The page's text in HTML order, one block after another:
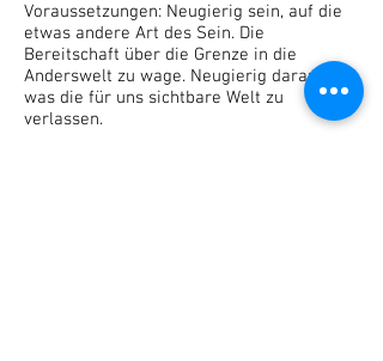
Voraussetzungen: Neugierig sein, auf die
etwas andere Art des Sein. Die
Bereitschaft über die Grenze in die
Anderswelt zu wage. Neugierig darauf,
was die für uns sichtbare Welt zu
verlassen.